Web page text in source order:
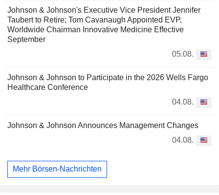
Johnson & Johnson's Executive Vice President Jennifer
Taubert to Retire; Tom Cavanaugh Appointed EVP,
Worldwide Chairman Innovative Medicine Effective
September
05.08.
Johnson & Johnson to Participate in the 2026 Wells Fargo
Healthcare Conference
04.08.
Johnson & Johnson Announces Management Changes
04.08.
Mehr Börsen-Nachrichten